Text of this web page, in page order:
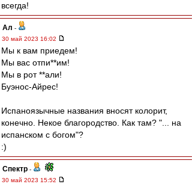
всегда!
Ал -
30 май 2023 16:02
Мы к вам приедем!
Мы вас отпи**им!
Мы в рот **али!
Буэнос-Айрес!
Испаноязычные названия вносят колорит,
конечно. Некое благородство. Как там? "... на
испанском с богом"?
:)
Спектр -
30 май 2023 15:52